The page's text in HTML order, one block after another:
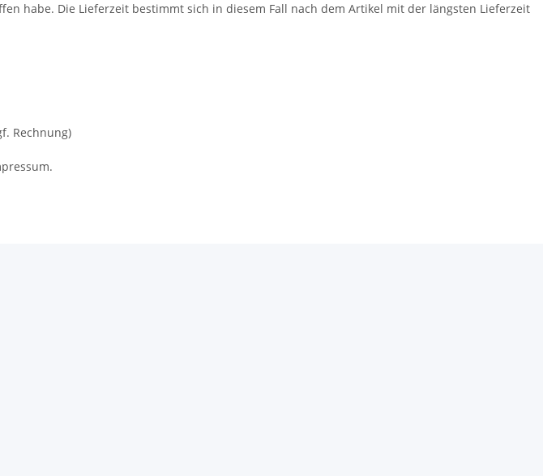
habe. Die Lieferzeit bestimmt sich in diesem Fall nach dem Artikel mit der längsten Lieferzeit
Rechnung)